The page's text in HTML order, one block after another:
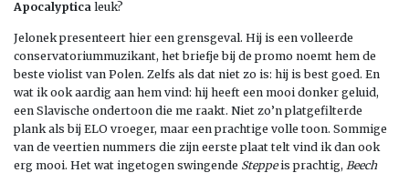
Apocalyptica leuk?
Jelonek presenteert hier een grensgeval. Hij is een volleerde
conservatoriummuzikant, het briefje bij de promo noemt hem de
beste violist van Polen. Zelfs als dat niet zo is: hij is best goed. En
wat ik ook aardig aan hem vind: hij heeft een mooi donker geluid,
een Slavische ondertoon die me raakt. Niet zo’n platgefilterde
plank als bij ELO vroeger, maar een prachtige volle toon. Sommige
van de veertien nummers die zijn eerste plaat telt vind ik dan ook
erg mooi. Het wat ingetogen swingende Steppeis prachtig, Beech